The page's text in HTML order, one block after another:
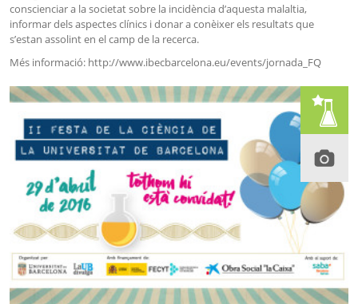
conscienciar a la societat sobre la incidència d’aquesta malaltia,
informar dels aspectes clínics i donar a conèixer els resultats que
s’estan assolint en el camp de la recerca.
Més informació: http://www.ibecbarcelona.eu/events/jornada_FQ